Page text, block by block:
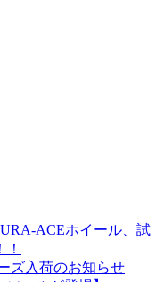
ACEホイール、試
ズ入荷のお知らせ